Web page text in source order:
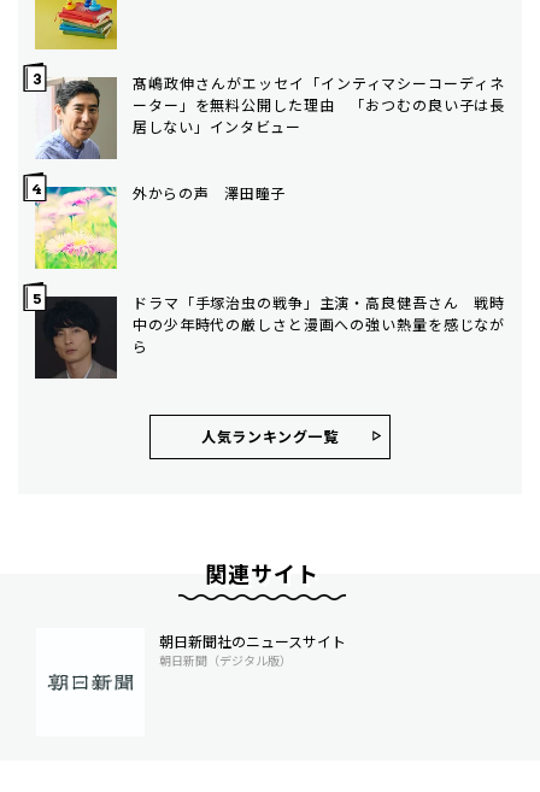
髙嶋政伸さんがエッセイ「インティマシーコーディネ
ーター」を無料公開した理由 「おつむの良い子は長
居しない」インタビュー
外からの声 澤田瞳子
ドラマ「手塚治虫の戦争」主演・高良健吾さん 戦時
中の少年時代の厳しさと漫画への強い熱量を感じなが
ら
人気ランキング⼀覧
関連サイト
朝日新聞社のニュースサイト
朝日新聞（デジタル版）